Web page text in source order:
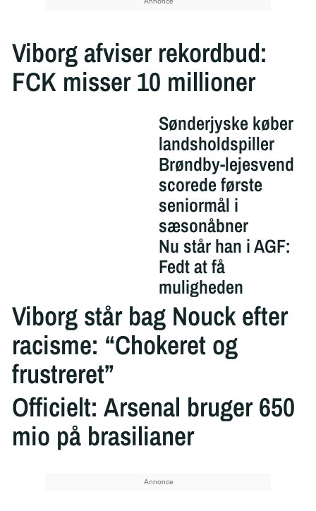
Viborg afviser rekordbud:
FCK misser 10 millioner
Sønderjyske køber
landsholdspiller
Brøndby-lejesvend
scorede første
seniormål i
sæsonåbner
Nu står han i AGF:
Fedt at få
muligheden
Viborg står bag Nouck efter
racisme: “Chokeret og
frustreret”
Officielt: Arsenal bruger 650
mio på brasilianer